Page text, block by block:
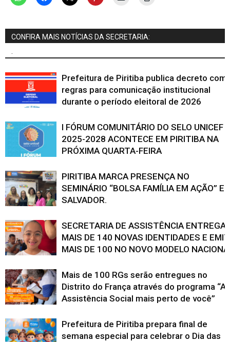
CONFIRA MAIS NOTÍCIAS DA SECRETARIA:
.
Prefeitura de Piritiba publica decreto com
regras para comunicação institucional
durante o período eleitoral de 2026
I FÓRUM COMUNITÁRIO DO SELO UNICEF
2025-2028 ACONTECE EM PIRITIBA NA
PRÓXIMA QUARTA-FEIRA
PIRITIBA MARCA PRESENÇA NO
SEMINÁRIO “BOLSA FAMÍLIA EM AÇÃO”
SALVADOR.
SECRETARIA DE ASSISTÊNCIA ENTREGA
MAIS DE 140 NOVAS IDENTIDADES E
MAIS DE 100 NO NOVO MODELO
Mais de 100 RGs serão entregues no
Distrito do França através do programa “A
Assistência Social mais perto de você”
Prefeitura de Piritiba prepara final de
semana especial para celebrar o Dia das